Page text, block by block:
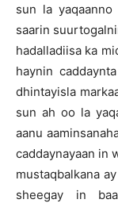
sun la
saarin
hadalladiisa ka
haynin
dhintayisla
sun ah oo la
aanu
caddaynayaan in
mustaqbalkana
sheegay in